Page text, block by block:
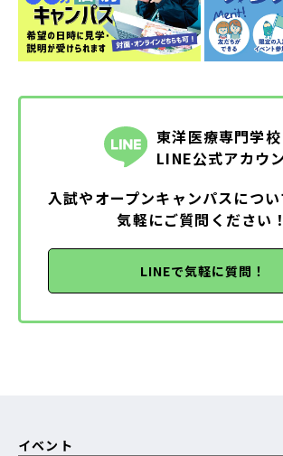
東洋医療専門学校
LINE公式アカウ
入試やオープンキャンパスにつ
気軽にご質問ください！
LINEで気軽に質問！
イベント